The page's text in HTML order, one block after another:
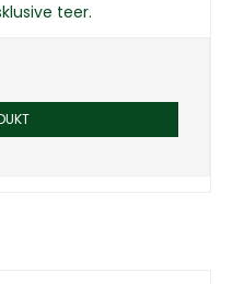
teer.